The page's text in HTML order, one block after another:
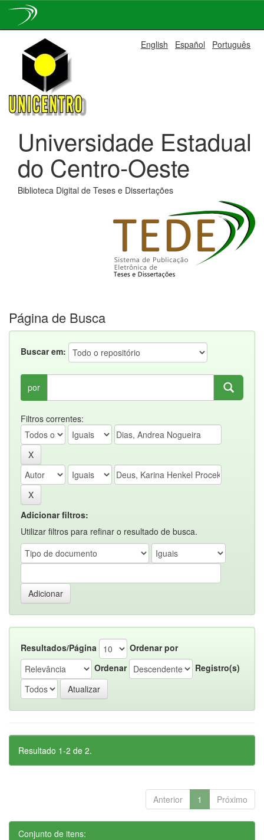
navigation
English Español Português
Universidade Estadual
do Centro-Oeste
Biblioteca Digital de Teses e Dissertações
Página de Busca
Buscar em:
por
Filtros correntes:
Adicionar filtros:
Utilizar filtros para refinar o resultado de busca.
Resultados/Página
Ordenar por
Ordenar
Registro(s)
Resultado 1-2 de 2.
Anterior 1 Próximo
Conjunto de itens: